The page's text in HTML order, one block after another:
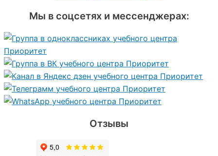
Мы в соцсетях и мессенджерах:
Отзывы